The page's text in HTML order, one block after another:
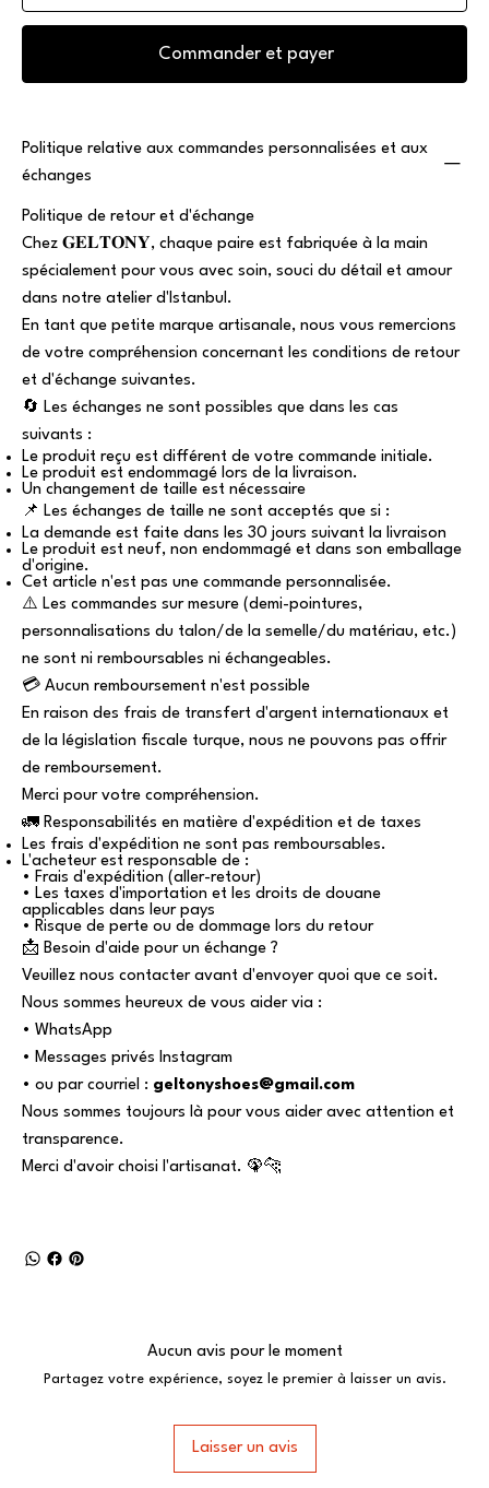
Commander et payer
Politique relative aux commandes personnalisées et aux
échanges
Politique de retour et d'échange
Chez 𝐆𝐄𝐋𝐓𝐎𝐍𝐘, chaque paire est fabriquée à la main
spécialement pour vous avec soin, souci du détail et amour
dans notre atelier d'Istanbul.
En tant que petite marque artisanale, nous vous remercions
de votre compréhension concernant les conditions de retour
et d'échange suivantes.
🔄 Les échanges ne sont possibles que dans les cas
suivants :
Le produit reçu est différent de votre commande initiale.
Le produit est endommagé lors de la livraison.
Un changement de taille est nécessaire
📌 Les échanges de taille ne sont acceptés que si :
La demande est faite dans les 30 jours suivant la livraison
Le produit est neuf, non endommagé et dans son emballage
d'origine.
Cet article n'est pas une commande personnalisée.
⚠️ Les commandes sur mesure (demi-pointures,
personnalisations du talon/de la semelle/du matériau, etc.)
ne sont ni remboursables ni échangeables.
💳 Aucun remboursement n'est possible
En raison des frais de transfert d'argent internationaux et
de la législation fiscale turque, nous ne pouvons pas offrir
de remboursement.
Merci pour votre compréhension.
🚛 Responsabilités en matière d'expédition et de taxes
Les frais d'expédition ne sont pas remboursables.
L'acheteur est responsable de :
• Frais d'expédition (aller-retour)
• Les taxes d'importation et les droits de douane
applicables dans leur pays
• Risque de perte ou de dommage lors du retour
📩 Besoin d'aide pour un échange ?
Veuillez nous contacter avant d'envoyer quoi que ce soit.
Nous sommes heureux de vous aider via :
• WhatsApp
• Messages privés Instagram
• ou par courriel : geltonyshoes@gmail.com
Nous sommes toujours là pour vous aider avec attention et
transparence.
Merci d'avoir choisi l'artisanat. 🦚🐆
Aucun avis pour le moment
Partagez votre expérience, soyez le premier à laisser un avis.
Laisser un avis